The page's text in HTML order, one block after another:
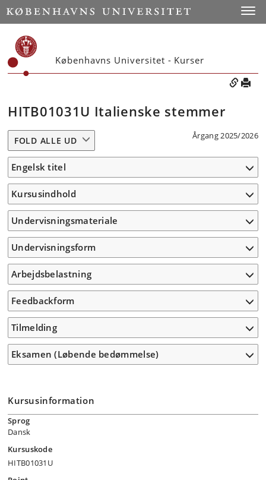
Københavns Universitet - Kurser
HITB01031U Italienske stemmer
Årgang 2025/2026
FOLD ALLE UD
Engelsk titel
Kursusindhold
Undervisningsmateriale
Undervisningsform
Arbejdsbelastning
Feedbackform
Tilmelding
Eksamen (Løbende bedømmelse)
Kursusinformation
Sprog
Dansk
Kursuskode
HITB01031U